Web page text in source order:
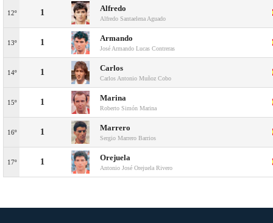
12º 1 Alfredo
Alfredo Santaelena Aguado
13º 1 Armando
José Armando Lucas Contreras
14º 1 Carlos
Carlos Antonio Muñoz Cobo
15º 1 Marina
Roberto Simón Marina
16º 1 Marrero
Sergio Marrero Barrios
17º 1 Orejuela
Antonio José Orejuela Rivero